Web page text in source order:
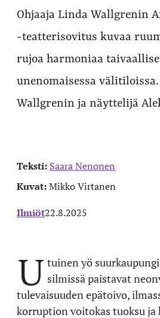
Ohjaaja Linda Wallgrenin
-teatterisovitus kuvaa
rujoa harmoniaa
unenomaisessa
Wallgrenin ja näyttelijä
Teksti: Saara Nenonen
Kuvat:Mikko Virtanen
Ilmiöt22.8.2025
U tuinen yö
silmissä paistavat
tulevaisuuden epätoivo,
korruption voitokas tuoksu ja